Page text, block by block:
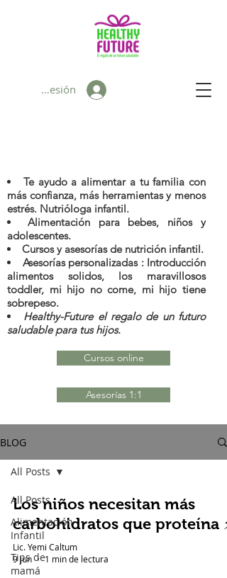
Iniciar sesión
Te ayudo a alimentar a tu familia con
más confianza, más herramientas y menos
estrés. Nutrióloga infantil.
Alimentación para bebes, niños y
adolescentes.
Cursos y asesorías de nutrición infantil.
Asesorías personalizadas : Introducción
alimentos solidos, los maravillosos
toddler, mi hijo no come, mi hijo tiene
sobrepeso.
Healthy-Future el regalo de un futuro
saludable para tus hijos.
Cursos online
Asesorías 1:1
BLOG
All Posts
Alimentación
Infantil
Tips de
mamá
All Posts
Los niños necesitan más
carbohidratos que proteína ⚡️
Lic. Yemi Caltum
9 jun
1 min de lectura